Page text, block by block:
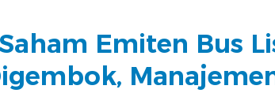
Emiten Bus